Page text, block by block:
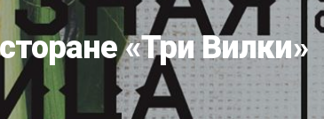
«Три Вилки»